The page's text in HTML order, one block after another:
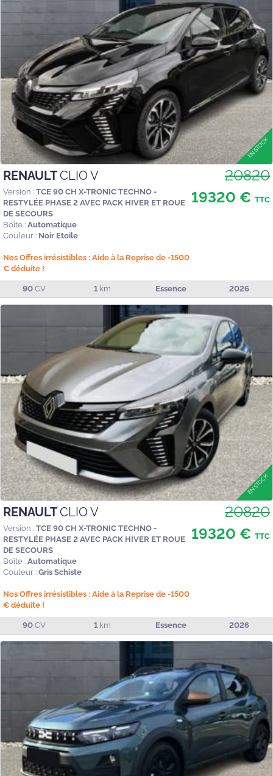
RENAULTCLIO V
Version : TCE 90 CH X-TRONIC TECHNO -
RESTYLÉE PHASE 2 AVEC PACK HIVER ET ROUE
DE SECOURS
Boîte : Automatique
Couleur : Noir Etoile
Nos Offres irrésistibles : Aide à la Reprise de -1500
€ déduite !
20820
19320 € TTC
90 CV 1 km Essence 2026
RENAULTCLIO V
Version : TCE 90 CH X-TRONIC TECHNO -
RESTYLÉE PHASE 2 AVEC PACK HIVER ET ROUE
DE SECOURS
Boîte : Automatique
Couleur : Gris Schiste
Nos Offres irrésistibles : Aide à la Reprise de -1500
€ déduite !
20820
19320 € TTC
90 CV 1 km Essence 2026